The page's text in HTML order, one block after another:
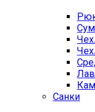
Санки